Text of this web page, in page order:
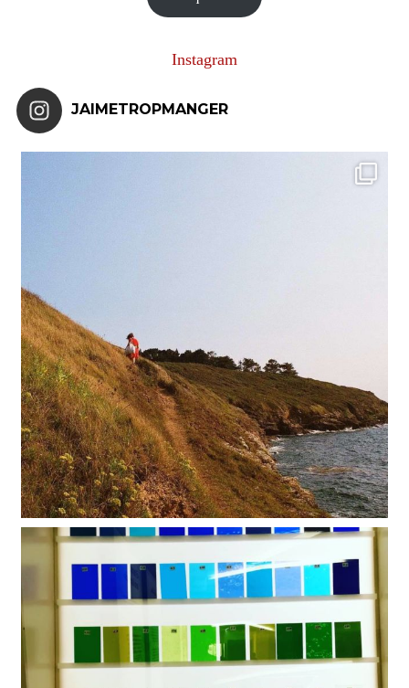
Instagram
JAIMETROPMANGER